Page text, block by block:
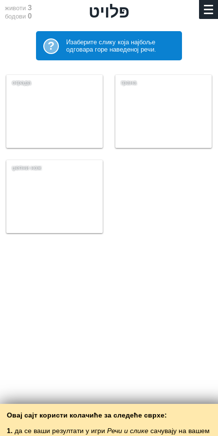
Овај сајт користи колачиће за следеће сврхе:
1. да се ваши резултати у игри Речи и слике сачувају на вашем
животи 3
бодови 0
?
Изаберите слику која најбоље
одговара горе наведеној речи.
ограда грана
џепни нож